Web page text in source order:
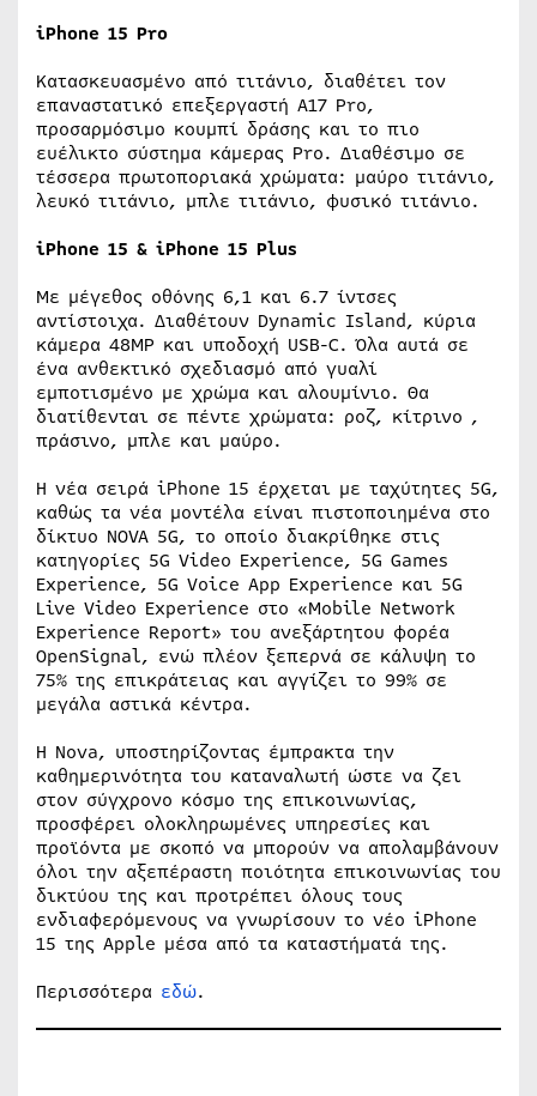
iPhone 15 Pro
Κατασκευασμένο από τιτάνιο, διαθέτει τον
επαναστατικό επεξεργαστή A17 Pro,
προσαρμόσιμο κουμπί δράσης και το πιο
ευέλικτο σύστημα κάμερας Pro. Διαθέσιμο σε
τέσσερα πρωτοποριακά χρώματα: μαύρο τιτάνιο,
λευκό τιτάνιο, μπλε τιτάνιο, φυσικό τιτάνιο.
iPhone 15 & iPhone 15 Plus
Με μέγεθος οθόνης 6,1 και 6.7 ίντσες
αντίστοιχα. Διαθέτουν Dynamic Island, κύρια
κάμερα 48MP και υποδοχή USB-C. Όλα αυτά σε
ένα ανθεκτικό σχεδιασμό από γυαλί
εμποτισμένο με χρώμα και αλουμίνιο. Θα
διατίθενται σε πέντε χρώματα: ροζ, κίτρινο ,
πράσινο, μπλε και μαύρο.
Η νέα σειρά iPhone 15 έρχεται με ταχύτητες 5G,
καθώς τα νέα μοντέλα είναι πιστοποιημένα στο
δίκτυο NOVA 5G, το οποίο διακρίθηκε στις
κατηγορίες 5G Video Experience, 5G Games
Experience, 5G Voice App Experience και 5G
Live Video Experience στο «Mobile Network
Experience Report» του ανεξάρτητου φορέα
OpenSignal, ενώ πλέον ξεπερνά σε κάλυψη το
75% της επικράτειας και αγγίζει το 99% σε
μεγάλα αστικά κέντρα.
Η Nova, υποστηρίζοντας έμπρακτα την
καθημερινότητα του καταναλωτή ώστε να ζει
στον σύγχρονο κόσμο της επικοινωνίας,
προσφέρει ολοκληρωμένες υπηρεσίες και
προϊόντα με σκοπό να μπορούν να απολαμβάνουν
όλοι την αξεπέραστη ποιότητα επικοινωνίας του
δικτύου της και προτρέπει όλους τους
ενδιαφερόμενους να γνωρίσουν το νέο iPhone
15 της Apple μέσα από τα καταστήματά της.
Περισσότερα εδώ.